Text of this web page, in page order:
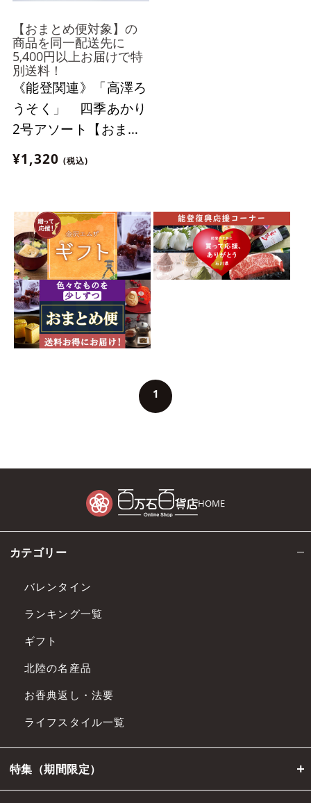
【おまとめ便対象】の
商品を同一配送先に
5,400円以上お届けで特
別送料！
《能登関連》「高澤ろ
うそく」 四季あかり
2号アソート【おまと
め便対象】
¥1,320 (税込)
1
HOME
カテゴリー
バレンタイン
ランキング一覧
ギフト
北陸の名産品
お香典返し・法要
ライフスタイル一覧
特集（期間限定）